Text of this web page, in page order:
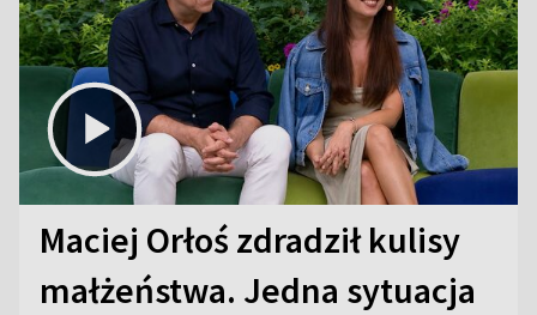
Maciej Orłoś zdradził kulisy
małżeństwa. Jedna sytuacja